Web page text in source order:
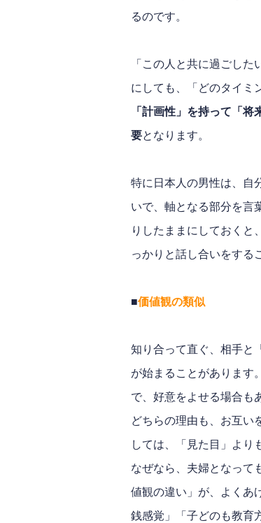
るのです。
「この人と共に過ごし
にしても、「どのタイミ
「計画性」を持って「
要となります。
特に日本人の男性は、自
いで、軸となる部分を言
りしたままにしておくと
っかりと話し合いをする
■価値観の類似
知り合って直ぐ、相手と
が始まることがあります
で、好意をよせる場合も
どちらの理由も、お互い
しては、「見た目」より
なぜなら、夫婦となって
値観の違い」が、よくあ
銭感覚」「子どのも教育